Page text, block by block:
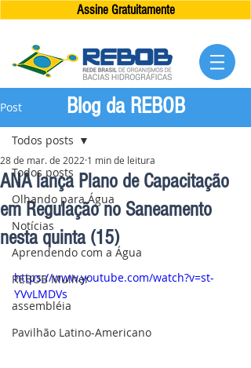
Assine Gratuitamente
Post
Todos posts
Olhando para Água
Notícias
Aprendendo com a Água
REBOB Mulher
assembléia
Pavilhão Latino-Americano
Todos posts
ANA lança Plano de Capacitação
em Regulação no Saneamento
nesta quinta (15)
28 de mar. de 2022 1 min de leitura
https://www.youtube.com/watch?v=st-
YVvLMDVs
Blog da REBOB